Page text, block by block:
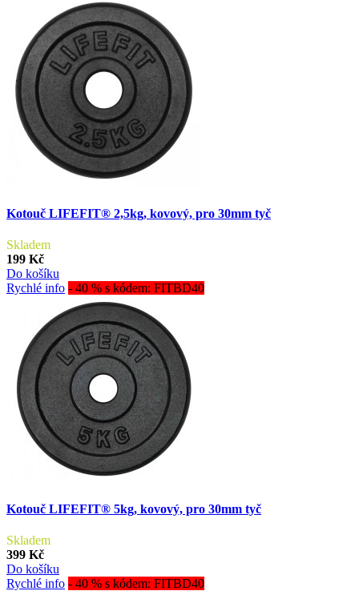
Kotouč LIFEFIT® 2,5kg, kovový, pro 30mm tyč
Skladem
199 Kč
Do košíku
Rychlé info - 40 % s kódem: FITBD40
Kotouč LIFEFIT® 5kg, kovový, pro 30mm tyč
Skladem
399 Kč
Do košíku
Rychlé info - 40 % s kódem: FITBD40